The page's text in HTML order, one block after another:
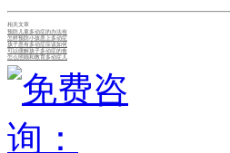
相关文章
预防儿童多动症的办法有
怎样预防小孩患上多动症
孩子患有多动症应该如何
可以缓解孩子多动症的食
怎么照顾和教育多动症儿